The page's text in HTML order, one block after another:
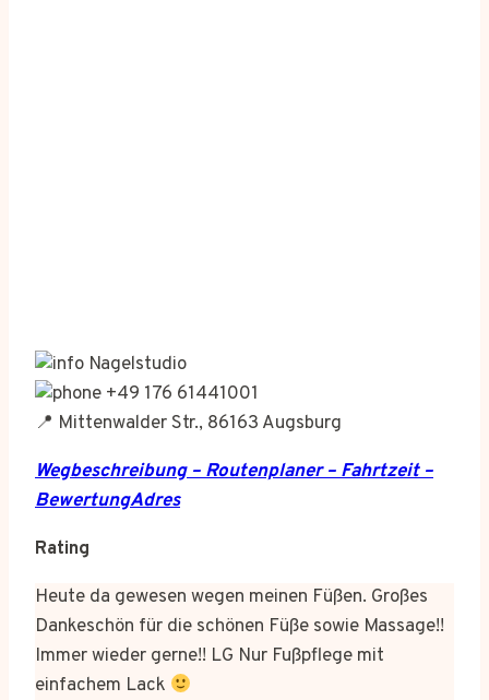
Nagelstudio
+49 176 61441001
📍 Mittenwalder Str., 86163 Augsburg
Wegbeschreibung – Routenplaner – Fahrtzeit –
BewertungAdres
Rating
Heute da gewesen wegen meinen Füßen. Großes
Dankeschön für die schönen Füße sowie Massage!!
Immer wieder gerne!! LG Nur Fußpflege mit
einfachem Lack